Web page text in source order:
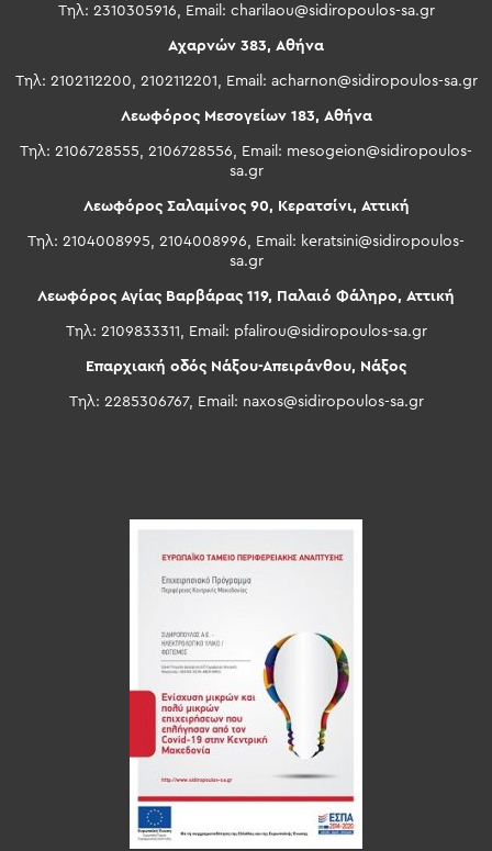
Τηλ: 2310305916, Email: charilaou@sidiropoulos-sa.gr
Αχαρνών 383, Αθήνα
Τηλ: 2102112200, 2102112201, Email: acharnon@sidiropoulos-sa.gr
Λεωφόρος Μεσογείων 183, Αθήνα
Τηλ: 2106728555, 2106728556, Email: mesogeion@sidiropoulos-
sa.gr
Λεωφόρος Σαλαμίνος 90, Κερατσίνι, Αττική
Τηλ: 2104008995, 2104008996, Email: keratsini@sidiropoulos-
sa.gr
Λεωφόρος Αγίας Βαρβάρας 119, Παλαιό Φάληρο, Αττική
Τηλ: 2109833311, Email: pfalirou@sidiropoulos-sa.gr
Επαρχιακή οδός Νάξου-Απειράνθου, Νάξος
Τηλ: 2285306767, Email: naxos@sidiropoulos-sa.gr